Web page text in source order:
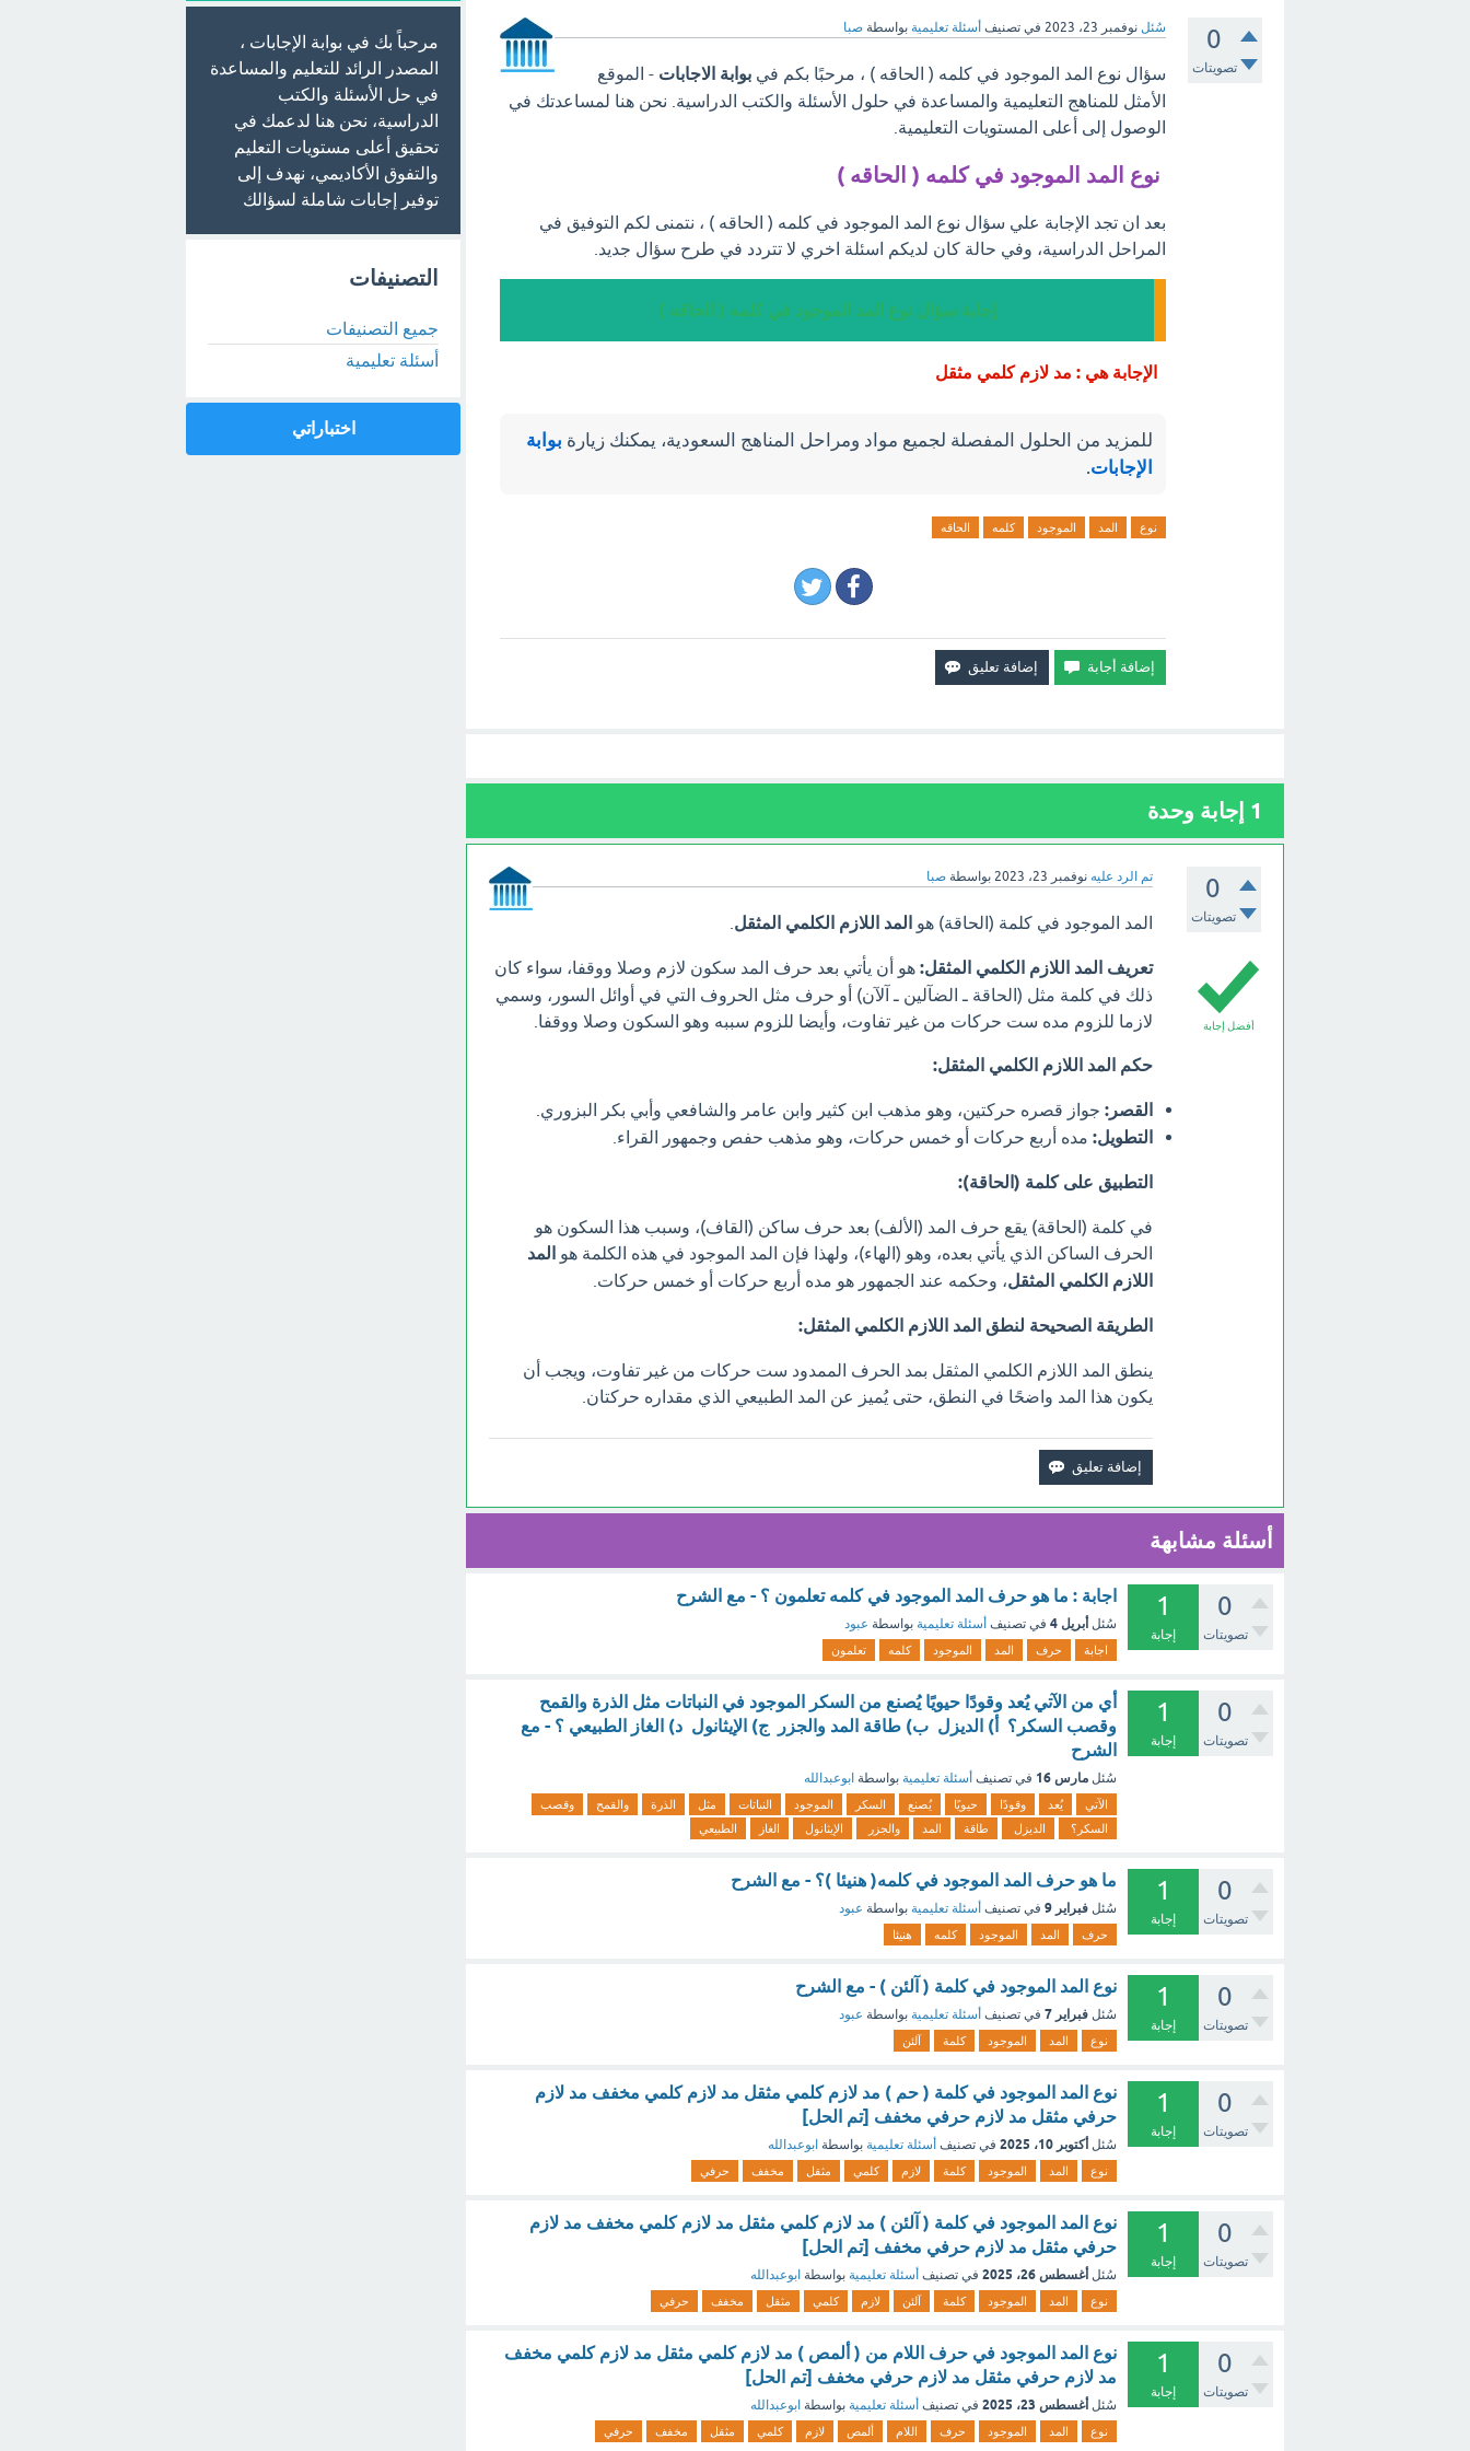
0
تصويتات
سُئل نوفمبر 23، 2023 في تصنيف أسئلة تعليمية بواسطة صبا
سؤال نوع المد الموجود في كلمه ( الحاقه ) ، مرحبًا بكم في بوابة الاجابات - الموقع
الأمثل للمناهج التعليمية والمساعدة في حلول الأسئلة والكتب الدراسية. نحن هنا لمساعدتك في
الوصول إلى أعلى المستويات التعليمية.
نوع المد الموجود في كلمه ( الحاقه )
بعد ان تجد الإجابة علي سؤال نوع المد الموجود في كلمه ( الحاقه ) ، نتمنى لكم التوفيق في
المراحل الدراسية، وفي حالة كان لديكم اسئلة اخري لا تتردد في طرح سؤال جديد.
إجابة سؤال نوع المد الموجود في كلمه ( الحاقه )
الإجابة هي : مد لازم كلمي مثقل
للمزيد من الحلول المفصلة لجميع مواد ومراحل المناهج السعودية، يمكنك زيارة بوابة
الإجابات.
نوع المد الموجود كلمه الحاقه
1 إجابة وحدة
0
تصويتات
تم الرد عليه نوفمبر 23، 2023 بواسطة صبا
أفضل إجابة
المد الموجود في كلمة (الحاقة) هو المد اللازم الكلمي المثقل
تعريف المد اللازم الكلمي المثقل:هو أن يأتي بعد حرف المد سكون لازم وصلا ووقفا، سواء كان
ذلك في كلمة مثل (الحاقة ـ الضآلين ـ آلآن) أو حرف مثل الحروف التي في أوائل السور، وسمي
لازما للزوم مده ست حركات من غير تفاوت، وأيضا للزوم سببه وهو السكون وصلا ووقفا.
حكم المد اللازم الكلمي المثقل:
القصر:جواز قصره حركتين، وهو مذهب ابن كثير وابن عامر والشافعي وأبي بكر البزوري.
التطويل:مده أربع حركات أو خمس حركات، وهو مذهب حفص وجمهور القراء.
التطبيق على كلمة (الحاقة):
في كلمة (الحاقة) يقع حرف المد (الألف) بعد حرف ساكن (القاف)، وسبب هذا السكون هو
الحرف الساكن الذي يأتي بعده، وهو (الهاء)، ولهذا فإن المد الموجود في هذه الكلمة هو المد
اللازم الكلمي المثقل، وحكمه عند الجمهور هو مده أربع حركات أو خمس حركات.
الطريقة الصحيحة لنطق المد اللازم الكلمي المثقل:
ينطق المد اللازم الكلمي المثقل بمد الحرف الممدود ست حركات من غير تفاوت، ويجب أن
يكون هذا المد واضحًا في النطق، حتى يُميز عن المد الطبيعي الذي مقداره حركتان.
أسئلة مشابهة
0
تصويتات
1
إجابة
اجابة : ما هو حرف المد الموجود في كلمه تعلمون ؟ - مع الشرح
سُئل أبريل 4 في تصنيف أسئلة تعليمية بواسطة عبود
اجابة حرف المد الموجود كلمه تعلمون
0
تصويتات
1
إجابة
أي من الآتي يُعد وقودًا حيويًا يُصنع من السكر الموجود في النباتات مثل الذرة والقمح
وقصب السكر؟ أ) الديزل ب) طاقة المد والجزر ج) الإيثانول د) الغاز الطبيعي ؟ - مع
الشرح
سُئل مارس 16 في تصنيف أسئلة تعليمية بواسطة ابوعبدالله
الآتي يُعد وقودًا حيويًا يُصنع السكر الموجود النباتات مثل الذرة والقمح
وقصب
السكر؟
الديزل طاقة المد والجزر الإيثانول الغاز الطبيعي
0
تصويتات
1
إجابة
ما هو حرف المد الموجود في كلمه( هنيئا )؟ - مع الشرح
سُئل فبراير 9 في تصنيف أسئلة تعليمية بواسطة عبود
حرف المد الموجود كلمه هنيئا
0
تصويتات
1
إجابة
نوع المد الموجود في كلمة ( آلئن ) - مع الشرح
سُئل فبراير 7 في تصنيف أسئلة تعليمية بواسطة عبود
نوع المد الموجود كلمة آلئن
0
تصويتات
1
إجابة
نوع المد الموجود في كلمة ( حم ) مد لازم كلمي مثقل مد لازم كلمي مخفف مد لازم
حرفي مثقل مد لازم حرفي مخفف [تم الحل]
سُئل أكتوبر 10، 2025 في تصنيف أسئلة تعليمية بواسطة ابوعبدالله
نوع المد الموجود كلمة لازم كلمي مثقل مخفف حرفي
0
تصويتات
1
إجابة
نوع المد الموجود في كلمة ( آلئن ) مد لازم كلمي مثقل مد لازم كلمي مخفف مد لازم
حرفي مثقل مد لازم حرفي مخفف [تم الحل]
سُئل أغسطس 26، 2025 في تصنيف أسئلة تعليمية بواسطة ابوعبدالله
نوع المد الموجود كلمة آلئن لازم كلمي مثقل مخفف حرفي
0
تصويتات
1
إجابة
نوع المد الموجود في حرف اللام من ( ألمص ) مد لازم كلمي مثقل مد لازم كلمي مخفف
مد لازم حرفي مثقل مد لازم حرفي مخفف [تم الحل]
سُئل أغسطس 23، 2025 في تصنيف أسئلة تعليمية بواسطة ابوعبدالله
نوع المد الموجود حرف اللام ألمص لازم كلمي مثقل مخفف حرفي
مرحباً بك في بوابة الإجابات ،
المصدر الرائد للتعليم والمساعدة
في حل الأسئلة والكتب
الدراسية، نحن هنا لدعمك في
تحقيق أعلى مستويات التعليم
والتفوق الأكاديمي، نهدف إلى
توفير إجابات شاملة لسؤالك
التصنيفات
جميع التصنيفات
أسئلة تعليمية
اختباراتي